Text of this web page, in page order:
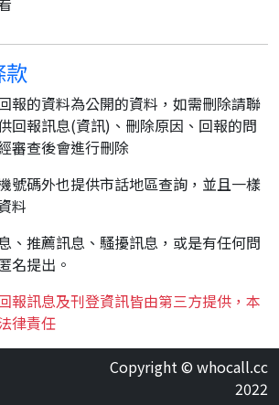
報的資料為公開的資料，如需刪除請聯
回報訊息(資訊)、刪除原因、回報的問
審查後會進行刪除
號碼外也提供市話地區查詢，並且一樣
料
、推薦訊息、騷擾訊息，或是有任何問
名提出。
報訊息及刊登資訊皆由第三方提供，本
律責任
Copyright © whocall.cc
2022